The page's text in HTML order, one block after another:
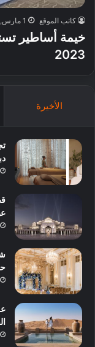
كاتب الموقع 1 مارس, 2023
خيمة أساطير
2023
الأخيرة